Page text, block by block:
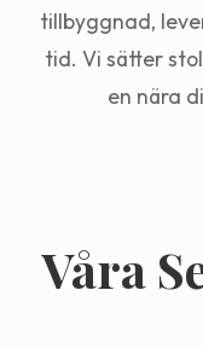
tillbyggnad,
tid. Vi sätter
en nära
Våra